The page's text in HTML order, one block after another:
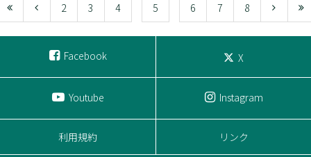
2 3 4 5 6 7 8
Facebook X
Youtube Instagram
利用規約 リンク